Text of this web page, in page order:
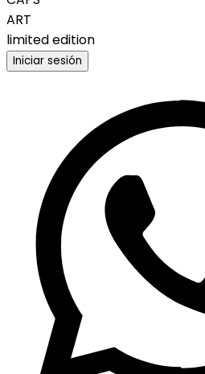
ART
limited edition
Iniciar sesión